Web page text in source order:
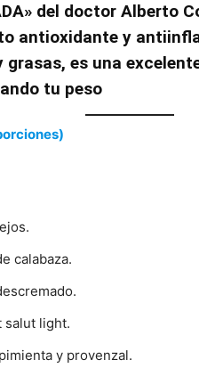
del doctor Alberto
antioxidante y
grasas, es una
tu peso
calabaza.
salut light.
y provenzal.